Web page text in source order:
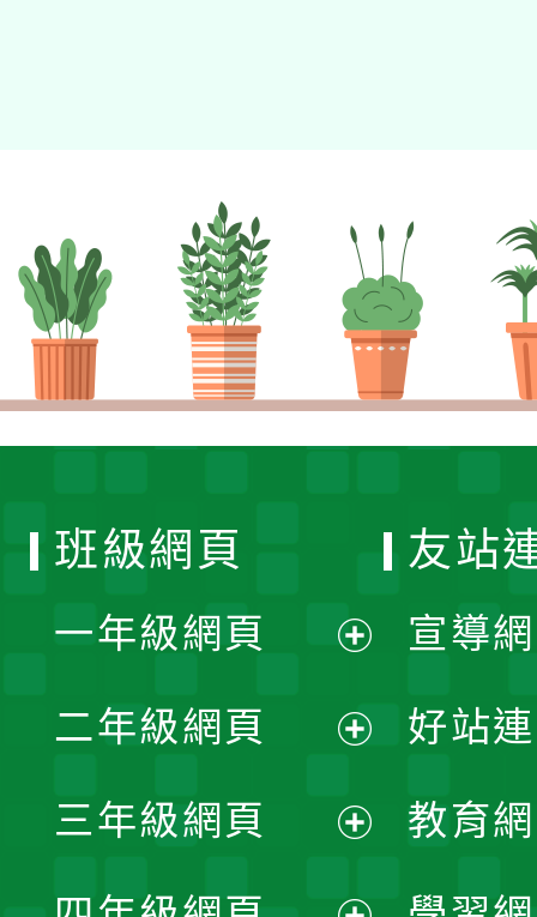
班級網頁
一年級網頁
開
選
單
二年級網頁
開
三年級網頁
友站
宣導
好站
教育